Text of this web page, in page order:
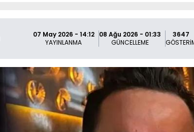
07 May 2026 - 14:12
YAYINLANMA
08 Ağu 2026 - 01:33
GÜNCELLEME
3647